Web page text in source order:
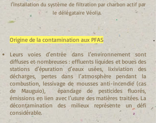
l'installation du système de filtration par charbon actif par
le délégataire Véolia.
Origine de la contamination aux PFAS
Leurs voies d’entrée dans l’environnement sont
diffuses et nombreuses : effluents liquides et boues des
stations d’épuration d’eaux usées, lixiviation des
décharges, pertes dans l’atmosphère pendant la
combustion, lessivage de mousses anti-incendie (cas
de Mauguio), épandage de pesticides fluorés,
émissions en lien avec l’usure des matières traitées. La
décontamination des milieux représente un défi
considérable.